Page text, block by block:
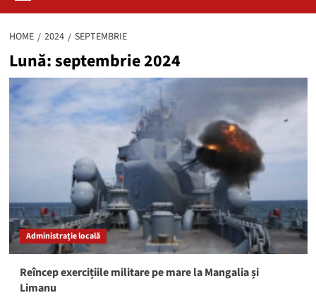
HOME 2024 SEPTEMBRIE
Lună:septembrie 2024
Administrație locală
Reîncep exercițiile militare pe mare la Mangalia și
Limanu